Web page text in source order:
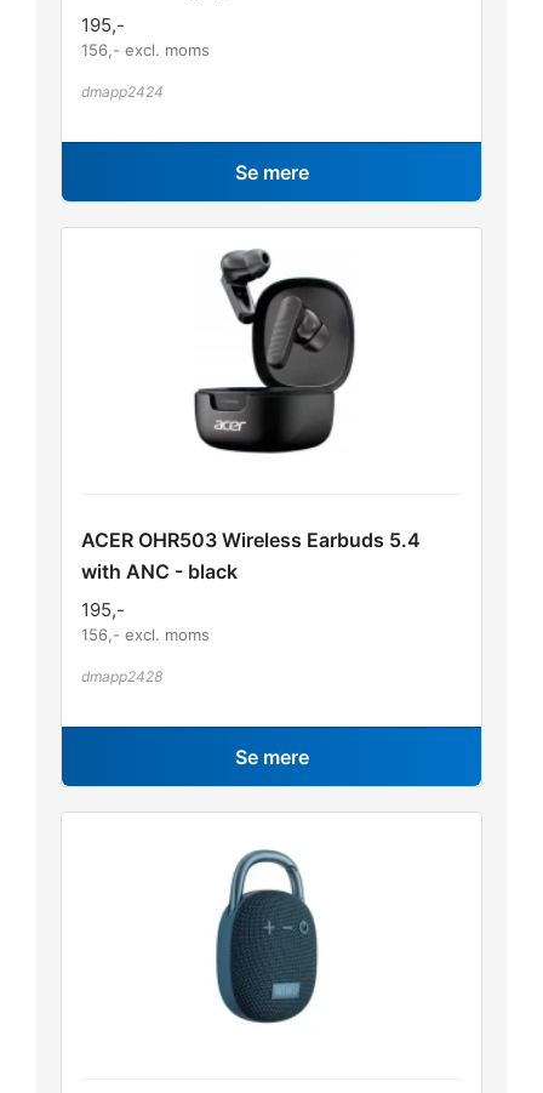
195,-
156 ,- excl. moms
dmapp2424
Se mere
ACER OHR503 Wireless Earbuds 5.4
with ANC - black
195,-
156 ,- excl. moms
dmapp2428
Se mere